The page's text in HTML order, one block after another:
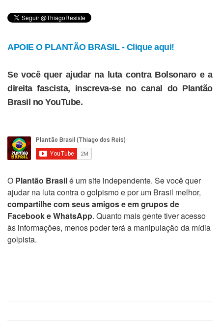
APOIE O PLANTÃO BRASIL - Clique aqui!
Se você quer ajudar na luta contra Bolsonaro e a
direita fascista, inscreva-se no canal do Plantão
Brasil no YouTube.
O Plantão Brasilé um site independente. Se você quer
ajudar na luta contra o golpismo e por um Brasil melhor,
compartilhe com seus amigos e em grupos de
Facebook e WhatsApp. Quanto mais gente tiver acesso
às informações, menos poder terá a manipulação da mídia
golpista.